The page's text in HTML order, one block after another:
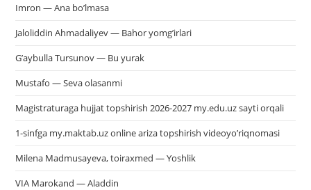
Imron — Ana bo’lmasa
Jaloliddin Ahmadaliyev — Bahor yomg’irlari
G’aybulla Tursunov — Bu yurak
Mustafo — Seva olasanmi
Magistraturaga hujjat topshirish 2026-2027 my.edu.uz sayti orqali
1-sinfga my.maktab.uz online ariza topshirish videoyo’riqnomasi
Milena Madmusayeva, toiraxmed — Yoshlik
VIA Marokand — Aladdin